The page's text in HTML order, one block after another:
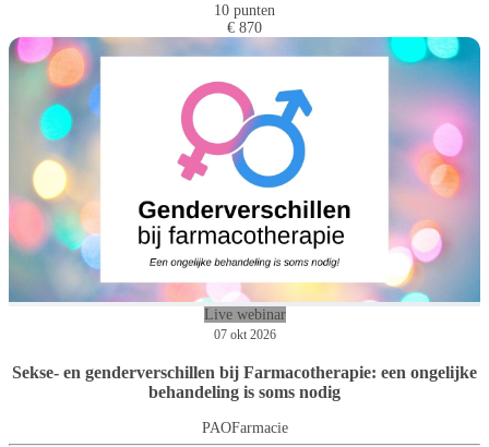
10 punten
€ 870
Live webinar
07 okt 2026
Sekse- en genderverschillen bij Farmacotherapie: een ongelijke
behandeling is soms nodig
PAOFarmacie